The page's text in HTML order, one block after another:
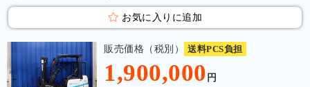
お気に入りに追加
販売価格（税別） 送料PCS負担
1,900,000 円